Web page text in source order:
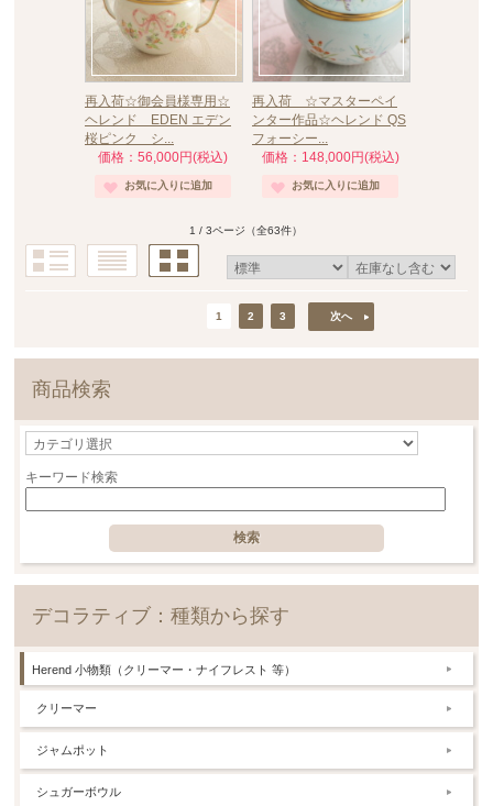
再入荷☆御会員様専用☆
ヘレンド EDEN エデン
桜ピンク シ...
価格：56,000円(税込)
再入荷 ☆マスターペイ
ンター作品☆ヘレンド QS
フォーシー...
価格：148,000円(税込)
1 / 3ページ （全63件）
1 2 3 次へ
商品検索
キーワード検索
デコラティブ：種類から探す
Herend 小物類（クリーマー・ナイフレスト 等）
クリーマー
ジャムポット
シュガーボウル